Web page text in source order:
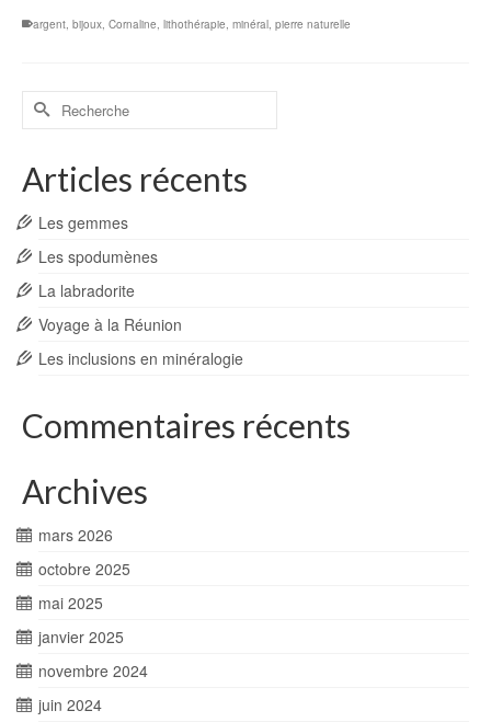
argent, bijoux, Cornaline, lithothérapie, minéral, pierre naturelle
Rechercher :
Articles récents
Les gemmes
Les spodumènes
La labradorite
Voyage à la Réunion
Les inclusions en minéralogie
Commentaires récents
Archives
mars 2026
octobre 2025
mai 2025
janvier 2025
novembre 2024
juin 2024